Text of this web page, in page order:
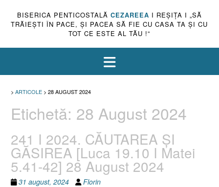
BISERICA PENTICOSTALĂ CEZAREEA I REŞIŢA I „SĂ
TRĂIEŞTI ÎN PACE, ŞI PACEA SĂ FIE CU CASA TA ŞI CU
TOT CE ESTE AL TĂU !”
> ARTICOLE > 28 AUGUST 2024
Etichetă: 28 August 2024
241 I 2024. CĂUTAREA ȘI
GĂSIREA [Luca 19.10 I Matei
5.41-42] 28 August 2024
31 august, 2024 Florin